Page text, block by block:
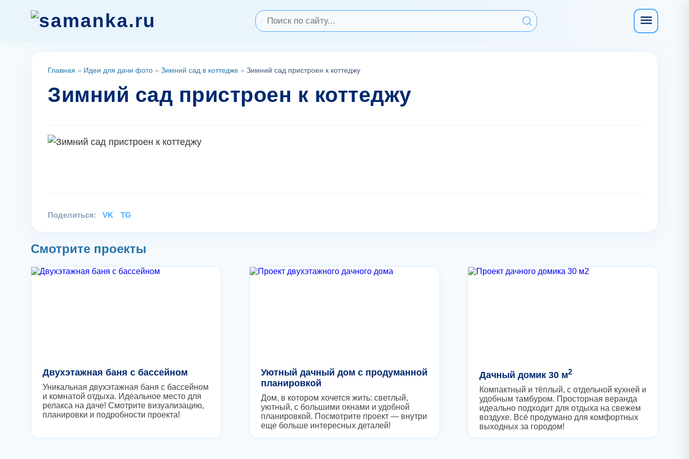
Главная » Идеи для дачи фото » Зимний сад в коттедже » Зимний сад пристроен к коттеджу
Зимний сад пристроен к коттеджу
Поделиться: VK TG
Смотрите проекты
Двухэтажная баня с бассейном
Уникальная двухэтажная баня с бассейном
и комнатой отдыха. Идеальное место для
релакса на даче! Смотрите визуализацию,
планировки и подробности проекта!
Уютный дачный дом c продуманной
планировкой
Дом, в котором хочется жить: светлый,
уютный, с большими окнами и удобной
планировкой. Посмотрите проект — внутри
еще больше интересных деталей!
Дачный домик 30 м2
Компактный и тёплый, с отдельной кухней и
удобным тамбуром. Просторная веранда
идеально подходит для отдыха на свежем
воздухе. Всё продумано для комфортных
выходных за городом!